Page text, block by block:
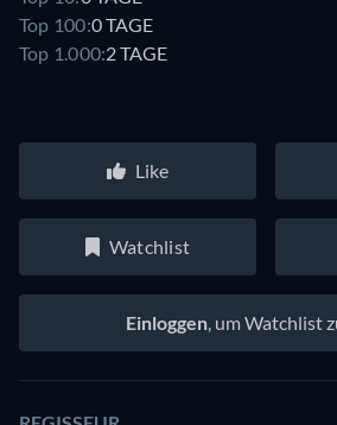
Top 100:0 TAGE
Top 1.000:2 TAGE
Like
Watchlist
Einloggen, um Watchlist